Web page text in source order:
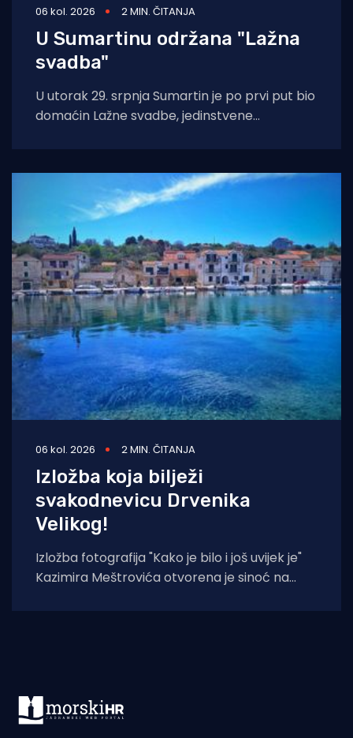
06 kol. 2026 2 MIN. ČITANJA
U Sumartinu održana "Lažna
svadba"
U utorak 29. srpnja Sumartin je po prvi put bio
domaćin Lažne svadbe, jedinstvene
06 kol. 2026 2 MIN. ČITANJA
Izložba koja bilježi
svakodnevicu Drvenika
Velikog!
Izložba fotografija "Kako je bilo i još uvijek je"
Kazimira Meštrovića otvorena je sinoć na